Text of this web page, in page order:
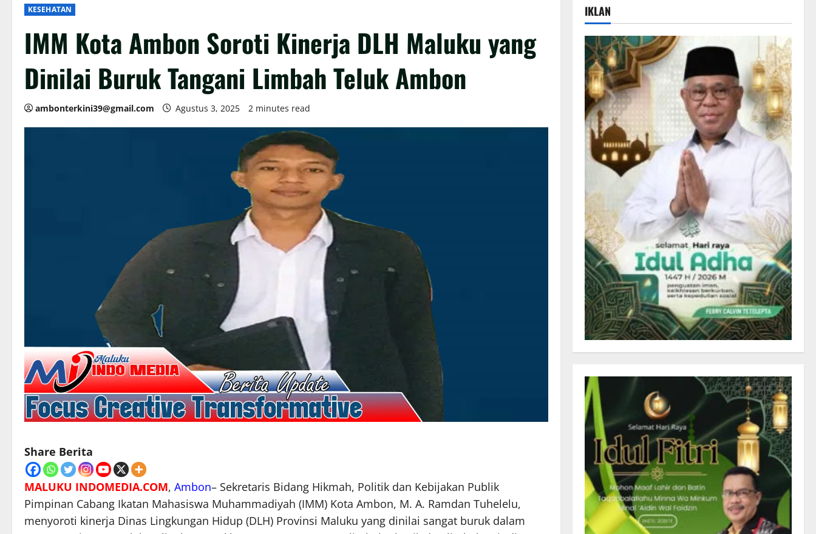
KESEHATAN
IMM Kota Ambon Soroti Kinerja DLH Maluku yang
Dinilai Buruk Tangani Limbah Teluk Ambon
ambonterkini39@gmail.com Agustus 3, 2025 2 minutes read
Share Berita
MALUKU INDOMEDIA.COM, Ambon– Sekretaris Bidang Hikmah, Politik dan Kebijakan Publik
Pimpinan Cabang Ikatan Mahasiswa Muhammadiyah (IMM) Kota Ambon, M. A. Ramdan Tuhelelu,
menyoroti kinerja Dinas Lingkungan Hidup (DLH) Provinsi Maluku yang dinilai sangat buruk dalam
IKLAN